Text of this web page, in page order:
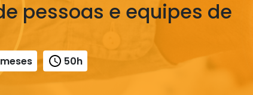
pessoas e equipes de
50h